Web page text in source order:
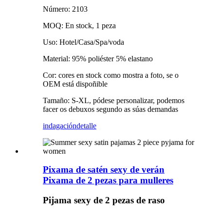
Número: 2103
MOQ: En stock, 1 peza
Uso: Hotel/Casa/Spa/voda
Material: 95% poliéster 5% elastano
Cor: cores en stock como mostra a foto, se o
OEM está dispoñible
Tamaño: S-XL, pódese personalizar, podemos
facer os debuxos segundo as súas demandas
indagacióndetalle
Pixama de satén sexy de verán
Pixama de 2 pezas para mulleres
Pijama sexy de 2 pezas de raso